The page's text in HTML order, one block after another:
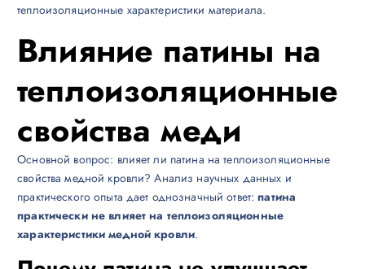
теплоизоляционные характеристики материала.
Влияние патины на
теплоизоляционные
свойства меди
Основной вопрос: влияет ли патина на теплоизоляционные
свойства медной кровли? Анализ научных данных и
практического опыта дает однозначный ответ:патина
практически не влияет на теплоизоляционные
характеристики медной кровли.